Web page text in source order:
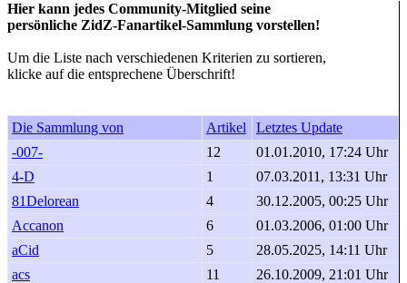
Hier kann jedes Community-Mitglied seine
persönliche ZidZ-Fanartikel-Sammlung vorstellen!
Um die Liste nach verschiedenen Kriterien zu sortieren,
klicke auf die entsprechene Überschrift!
Die Sammlung von Artikel
Letztes Update
-007-
12
01.01.2010, 17:24 Uhr
4-D
1
07.03.2011, 13:31 Uhr
81Delorean
4
30.12.2005, 00:25 Uhr
Accanon
6
01.03.2006, 01:00 Uhr
aCid
5
28.05.2025, 14:11 Uhr
acs
11 26.10.2009, 21:01 Uhr